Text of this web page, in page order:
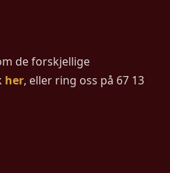
de forskjellige
her, eller ring oss på 67 13